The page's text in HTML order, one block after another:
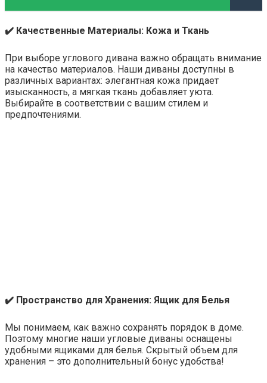
✔️ Качественные Материалы: Кожа и Ткань
При выборе углового дивана важно обращать внимание
на качество материалов. Наши диваны доступны в
различных вариантах: элегантная кожа придает
изысканность, а мягкая ткань добавляет уюта.
Выбирайте в соответствии с вашим стилем и
предпочтениями.
✔️ Пространство для Хранения: Ящик для Белья
Мы понимаем, как важно сохранять порядок в доме.
Поэтому многие наши угловые диваны оснащены
удобными ящиками для белья. Скрытый объем для
хранения – это дополнительный бонус удобства!